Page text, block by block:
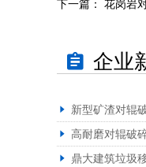
下一篇： 花岗岩
企业
新型矿渣对辊
高耐磨对辊破
鼎大建筑垃圾